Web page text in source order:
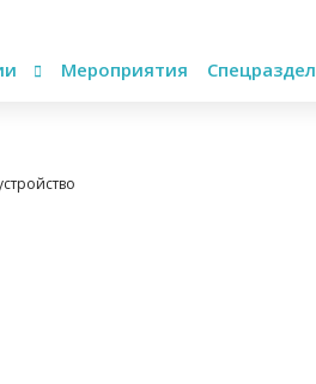
Мероприятия Спецраздел